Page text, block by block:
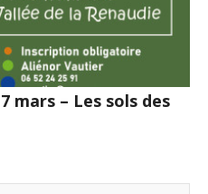
mars – Les sols des